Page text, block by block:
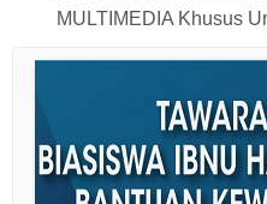
MULTIMEDIA Khusus